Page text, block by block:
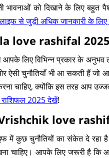
भावनाओं को दिखाने के लिए बहुत
से जुड़ी अधिक जानकारी के लिए
love rashifal
लिए विभिन्न प्रकार के
चुनौतियाँ भी आ सकती हैं जो
चाहिए, क्योंकि इस तरह आप
राशिफल 2025 देखें!
(Vrishchik love
में कुछ चुनौतियों का संकेत दे रहा
चाहिए। आपके लिए जरूरी है कि